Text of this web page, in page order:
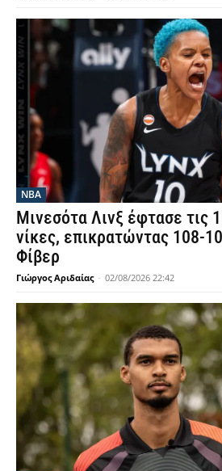
NBA
Μινεσότα Λινξ έφτασε τις
νίκες, επικρατώντας 108-
Φίβερ
Γιώργος Αριδαίας - 02/08/2026 22:42